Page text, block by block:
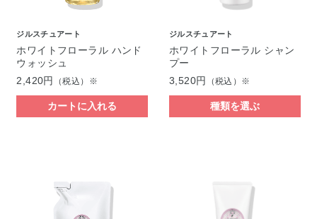
ジルスチュアート
ホワイトフローラル ハンド
ウォッシュ
2,420円
（税込）※
カートに入れる
ジルスチュアート
ホワイトフローラル シャン
プー
3,520円
（税込）※
種類を選ぶ